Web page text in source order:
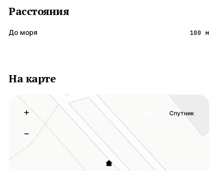
Расстояния
До моря 100 м
На карте
+
−
Спутник